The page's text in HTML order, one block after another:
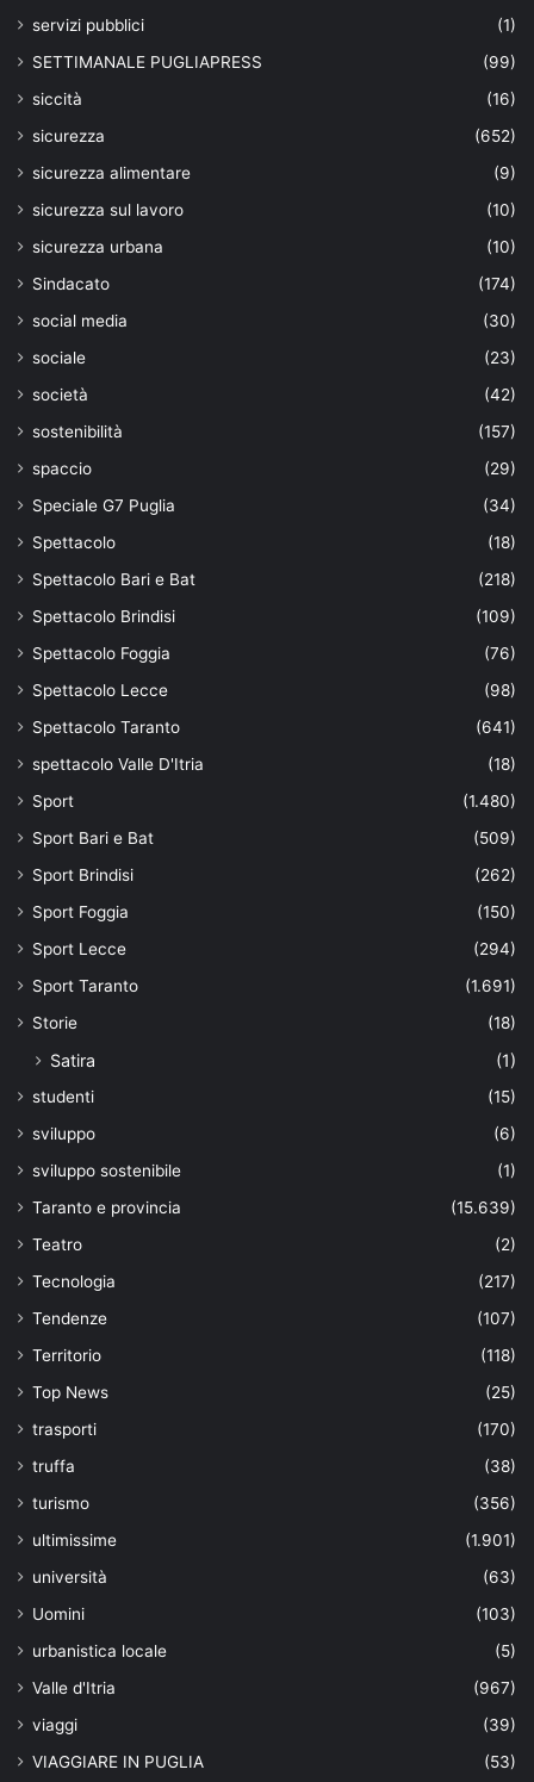
servizi pubblici
(1)
SETTIMANALE PUGLIAPRESS
(99)
siccità
(16)
sicurezza
(652)
sicurezza alimentare
(9)
sicurezza sul lavoro
(10)
sicurezza urbana
(10)
Sindacato
(174)
social media
(30)
sociale
(23)
società
(42)
sostenibilità
(157)
spaccio
(29)
Speciale G7 Puglia
(34)
Spettacolo
(18)
Spettacolo Bari e Bat
(218)
Spettacolo Brindisi
(109)
Spettacolo Foggia
(76)
Spettacolo Lecce
(98)
Spettacolo Taranto
(641)
spettacolo Valle D'Itria
(18)
Sport
(1.480)
Sport Bari e Bat
(509)
Sport Brindisi
(262)
Sport Foggia
(150)
Sport Lecce
(294)
Sport Taranto
(1.691)
Storie
(18)
Satira (1)
studenti
(15)
sviluppo
(6)
sviluppo sostenibile
(1)
Taranto e provincia
(15.639)
Teatro
(2)
Tecnologia
(217)
Tendenze
(107)
Territorio
(118)
Top News
(25)
trasporti
(170)
truffa
(38)
turismo
(356)
ultimissime
(1.901)
università
(63)
Uomini
(103)
urbanistica locale
(5)
Valle d'Itria
(967)
viaggi
(39)
VIAGGIARE IN PUGLIA
(53)